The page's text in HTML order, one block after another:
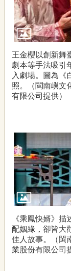
王金櫻以創新舞
劇本等手法吸引
入劇場。圖為《
照。（閩南嶼文
有限公司提供）
《乘鳳快婿》描
配姻緣，卻皆大
佳人故事。（閩
業股份有限公司